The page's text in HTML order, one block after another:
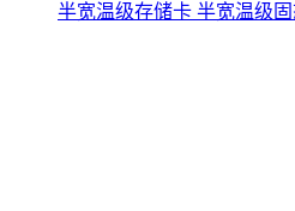
半宽温级存储卡 半宽温级